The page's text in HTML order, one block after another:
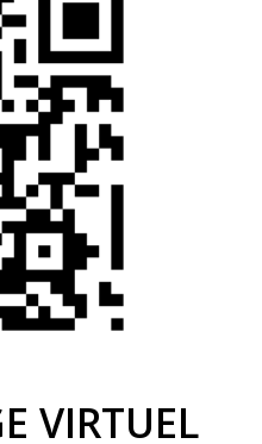
VIRTUEL